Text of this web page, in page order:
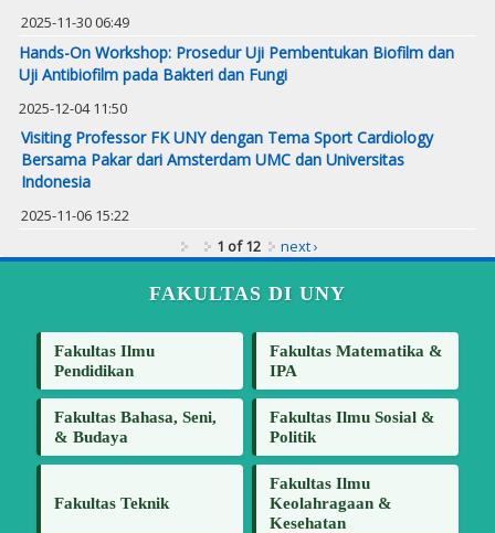
2025-11-30 06:49
Hands-On Workshop: Prosedur Uji Pembentukan Biofilm dan
Uji Antibiofilm pada Bakteri dan Fungi
2025-12-04 11:50
Visiting Professor FK UNY dengan Tema Sport Cardiology
Bersama Pakar dari Amsterdam UMC dan Universitas
Indonesia
2025-11-06 15:22
1 of 12
next ›
FAKULTAS DI UNY
Fakultas Ilmu
Pendidikan
Fakultas Matematika &
IPA
Fakultas Bahasa, Seni,
& Budaya
Fakultas Ilmu Sosial &
Politik
Fakultas Teknik
Fakultas Ilmu
Keolahragaan &
Kesehatan